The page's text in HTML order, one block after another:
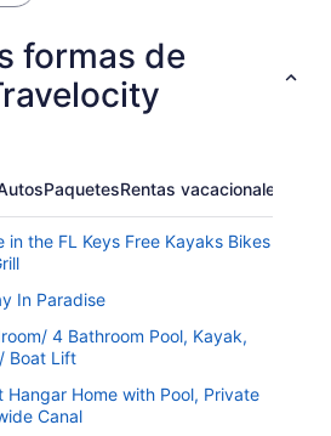
formas de
PaquetesRentas vacacionales
in the FL Keys Free Kayaks Bikes
In Paradise
4 Bathroom Pool, Kayak,
Boat Lift
Hangar Home with Pool, Private
Canal